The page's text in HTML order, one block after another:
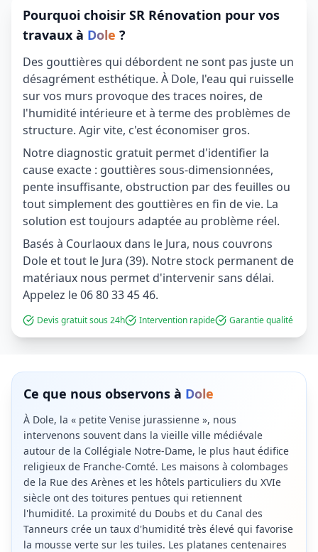
Pourquoi choisir SR Rénovation pour vos
travaux à Dole ?
Des gouttières qui débordent ne sont pas juste un
désagrément esthétique. À Dole, l'eau qui ruisselle
sur vos murs provoque des traces noires, de
l'humidité intérieure et à terme des problèmes de
structure. Agir vite, c'est économiser gros.
Notre diagnostic gratuit permet d'identifier la
cause exacte : gouttières sous-dimensionnées,
pente insuffisante, obstruction par des feuilles ou
tout simplement des gouttières en fin de vie. La
solution est toujours adaptée au problème réel.
Basés à Courlaoux dans le Jura, nous couvrons
Dole et tout le Jura (39). Notre stock permanent de
matériaux nous permet d'intervenir sans délai.
Appelez le 06 80 33 45 46.
Devis gratuit sous 24h Intervention rapide Garantie qualité
Ce que nous observons à Dole
À Dole, la « petite Venise jurassienne », nous
intervenons souvent dans la vieille ville médiévale
autour de la Collégiale Notre-Dame, le plus haut édifice
religieux de Franche-Comté. Les maisons à colombages
de la Rue des Arènes et les hôtels particuliers du XVIe
siècle ont des toitures pentues qui retiennent
l'humidité. La proximité du Doubs et du Canal des
Tanneurs crée un taux d'humidité très élevé qui favorise
la mousse verte sur les tuiles. Les platanes centenaires